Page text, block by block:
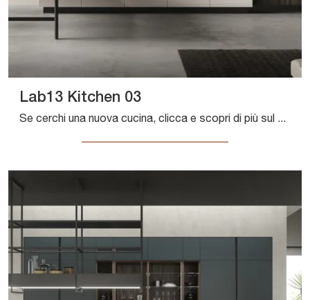
Lab13 Kitchen 03
Se cerchi una nuova cucina, clicca e scopri di più sul modello Lab13 Kitchen 03 Aran.